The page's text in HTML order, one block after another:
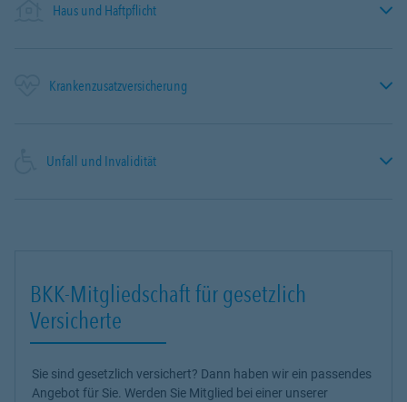
Haus und Haftpflicht
Krankenzusatzversicherung
Unfall und Invalidität
BKK-Mitgliedschaft für gesetzlich
Versicherte
Sie sind gesetzlich versichert? Dann haben wir ein passendes
Angebot für Sie. Werden Sie Mitglied bei einer unserer